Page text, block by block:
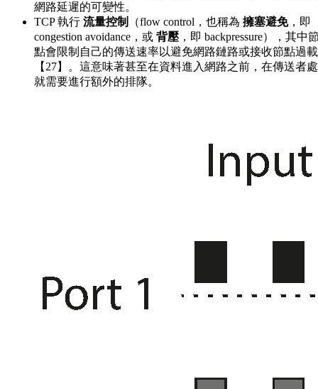
網路延遲的可變性。
TCP 執行 流量控制 （flow control，也稱為 擁塞避免，即
congestion avoidance，或 背壓，即 backpressure），其中
點會限制自己的傳送速率以避免網路鏈路或接收節點過載
【27】。這意味著甚至在資料進入網路之前，在傳送者處
就需要進行額外的排隊。